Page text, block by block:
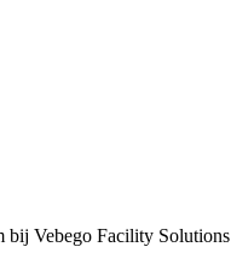
bij Vebego Facility Solutions